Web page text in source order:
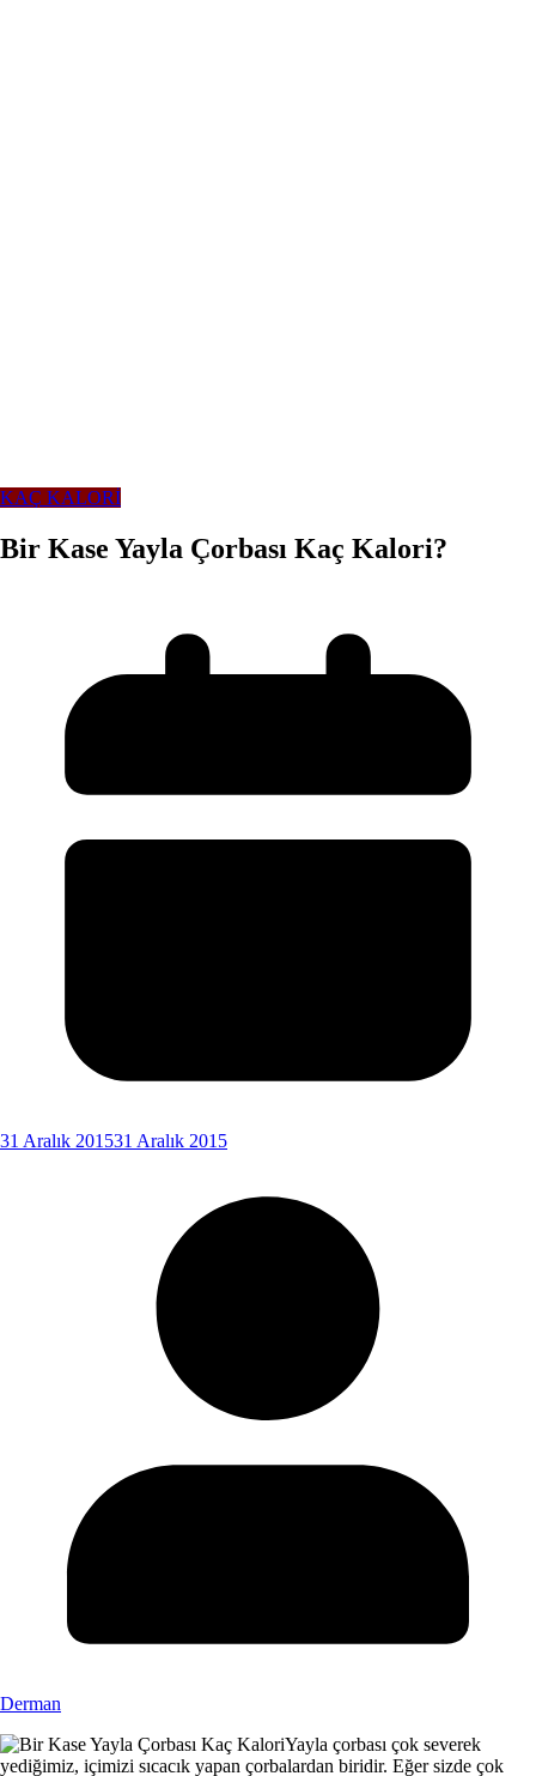
KAÇ KALORİ
Bir Kase Yayla Çorbası Kaç Kalori?
31 Aralık 201531 Aralık 2015
Derman
Yayla çorbası çok severek
yediğimiz, içimizi sıcacık yapan çorbalardan biridir. Eğer sizde çok